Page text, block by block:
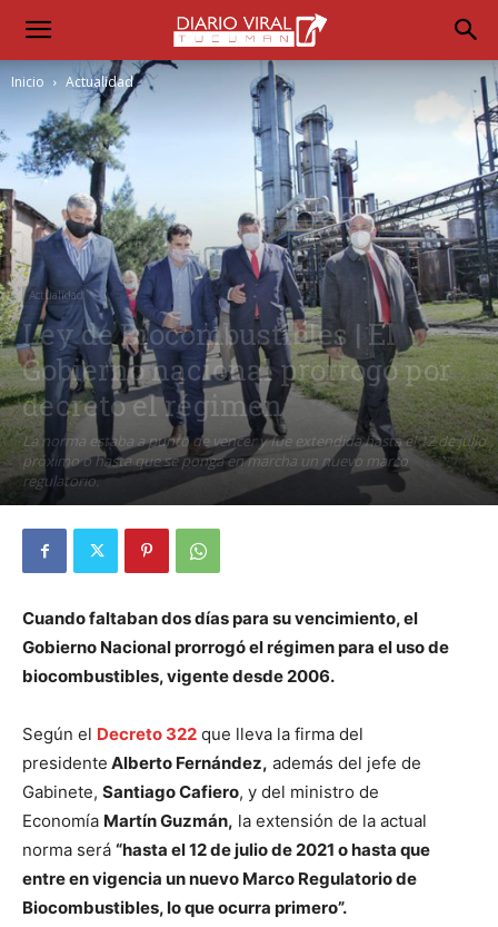
Inicio Actualidad
Actualidad
Ley de Biocombustibles | El
Gobierno nacional prorrogó por
decreto el régimen
La norma estaba a punto de vencer y fue extendida hasta el 12 de julio
próximo o hasta que se ponga en marcha un nuevo marco
regulatorio.
Por Diego Martín Suárez - 10 mayo, 2021
Cuando faltaban dos días para su vencimiento, el
Gobierno Nacional prorrogó el régimen para el uso de
biocombustibles, vigente desde 2006.
Según el Decreto 322 que lleva la firma del
presidente Alberto Fernández, además del jefe de
Gabinete, Santiago Cafiero, y del ministro de
Economía Martín Guzmán, la extensión de la actual
norma será “hasta el 12 de julio de 2021 o hasta que
entre en vigencia un nuevo Marco Regulatorio de
Biocombustibles, lo que ocurra primero”.